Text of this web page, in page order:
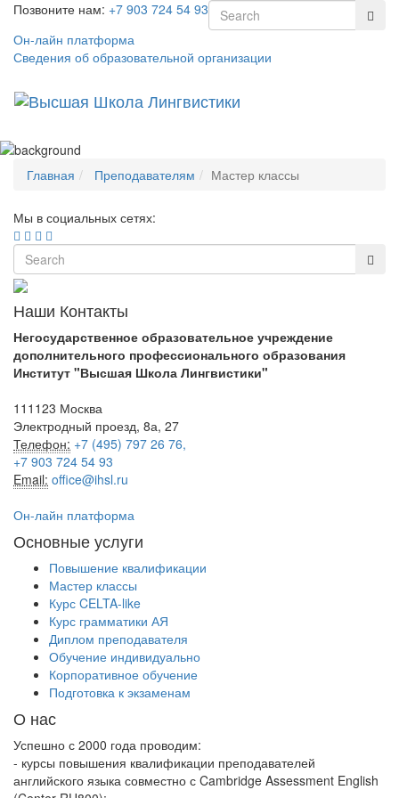
Позвоните нам: +7 903 724 54 93
Он-лайн платформа
Сведения об образовательной организации
Главная Преподавателям Мастер классы
Мы в социальных сетях:
Наши Контакты
Негосударственное образовательное учреждение
дополнительного профессионального образования
Институт "Высшая Школа Лингвистики"
111123 Москва
Электродный проезд, 8а, 27
Телефон: +7 (495) 797 26 76,
+7 903 724 54 93
Email: office@ihsl.ru
Он-лайн платформа
Основные услуги
Повышение квалификации
Мастер классы
Курс CELTA-like
Курс грамматики АЯ
Диплом преподавателя
Обучение индивидуально
Корпоративное обучение
Подготовка к экзаменам
О нас
Успешно с 2000 года проводим:
- курсы повышения квалификации преподавателей
английского языка совместно с Cambridge Assessment English